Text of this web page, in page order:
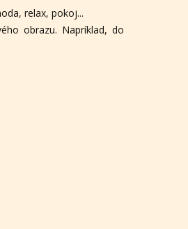
relax, pokoj...
obrazu. Napríklad, do